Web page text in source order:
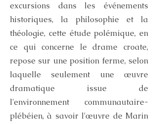
excursions dans les événements
historiques, la philosophie et la
théologie, cette étude polémique, en
ce qui concerne le drame croate,
repose sur une position ferme, selon
laquelle seulement une œuvre
dramatique issue de
l'environnement communautaire-
plébéien, à savoir l'œuvre de Marin